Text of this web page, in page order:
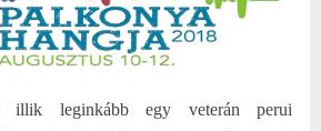
illik leginkább egy veterán perui